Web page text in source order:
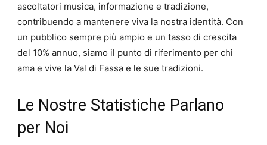
ascoltatori musica, informazione e tradizione,
contribuendo a mantenere viva la nostra identità. Con
un pubblico sempre più ampio e un tasso di crescita
del 10% annuo, siamo il punto di riferimento per chi
ama e vive la Val di Fassa e le sue tradizioni.
Le Nostre Statistiche Parlano
per Noi